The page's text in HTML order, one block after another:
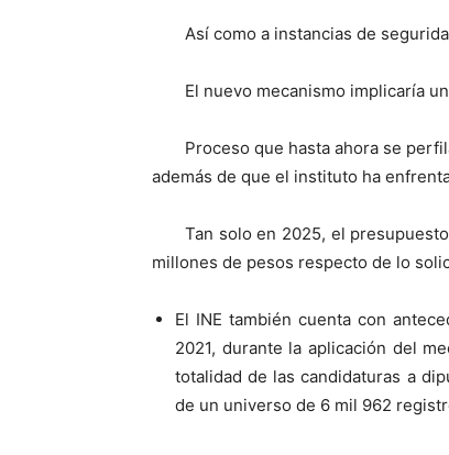
Así como a instancias de
El nuevo mecanismo implicaría
Proceso que hasta ahora se
además de que el instituto ha
Tan solo en 2025, el
millones de pesos respecto de lo
El INE también cuenta con
2021, durante la aplicación del
totalidad de las candidaturas a
de un universo de 6 mil 962